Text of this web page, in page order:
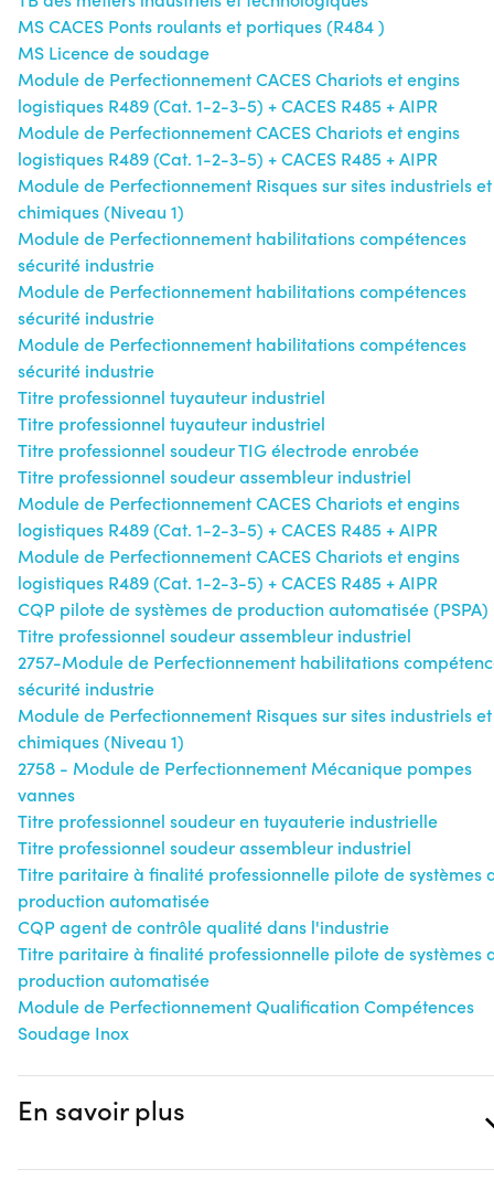
MS CACES Ponts roulants et portiques (R484 )
MS Licence de soudage
Module de Perfectionnement CACES Chariots et engins
logistiques R489 (Cat. 1-2-3-5) + CACES R485 + AIPR
Module de Perfectionnement CACES Chariots et engins
logistiques R489 (Cat. 1-2-3-5) + CACES R485 + AIPR
Module de Perfectionnement Risques sur sites industriels et
chimiques (Niveau 1)
Module de Perfectionnement habilitations compétences
sécurité industrie
Module de Perfectionnement habilitations compétences
sécurité industrie
Module de Perfectionnement habilitations compétences
sécurité industrie
Titre professionnel tuyauteur industriel
Titre professionnel tuyauteur industriel
Titre professionnel soudeur TIG électrode enrobée
Titre professionnel soudeur assembleur industriel
Module de Perfectionnement CACES Chariots et engins
logistiques R489 (Cat. 1-2-3-5) + CACES R485 + AIPR
Module de Perfectionnement CACES Chariots et engins
logistiques R489 (Cat. 1-2-3-5) + CACES R485 + AIPR
CQP pilote de systèmes de production automatisée (PSPA)
Titre professionnel soudeur assembleur industriel
2757-Module de Perfectionnement habilitations
sécurité industrie
Module de Perfectionnement Risques sur sites industriels et
chimiques (Niveau 1)
2758 - Module de Perfectionnement Mécanique pompes
vannes
Titre professionnel soudeur en tuyauterie industrielle
Titre professionnel soudeur assembleur industriel
Titre paritaire à finalité professionnelle pilote de systèmes
production automatisée
CQP agent de contrôle qualité dans l'industrie
Titre paritaire à finalité professionnelle pilote de systèmes
production automatisée
Module de Perfectionnement Qualification Compétences
Soudage Inox
En savoir plus